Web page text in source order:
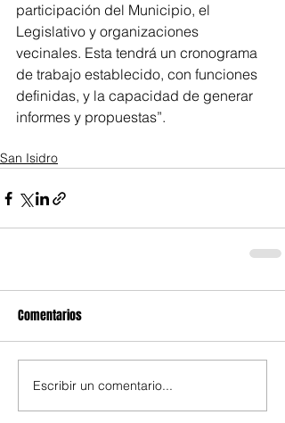
participación del Municipio, el
Legislativo y organizaciones
vecinales. Esta tendrá un cronograma
de trabajo establecido, con funciones
definidas, y la capacidad de generar
informes y propuestas”.
San Isidro
Comentarios
Escribir un comentario...